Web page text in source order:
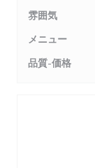
雰囲気
メニュー
品質-価格